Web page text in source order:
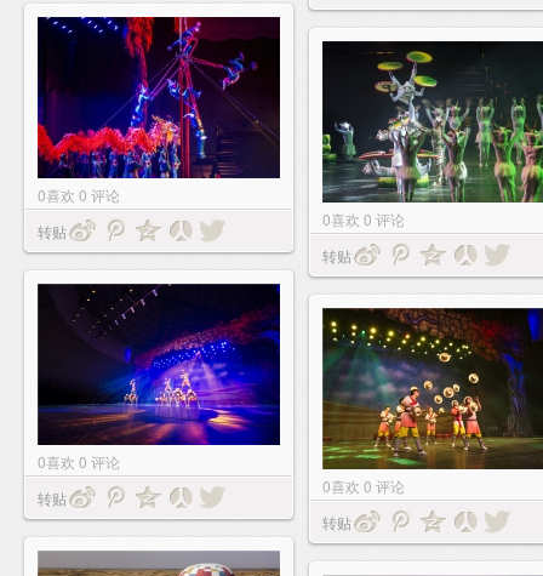
0喜欢 0 评论
转贴
0喜欢 0 评论
转贴
0喜欢 0 评论
转贴
0喜欢 0 评论
转贴